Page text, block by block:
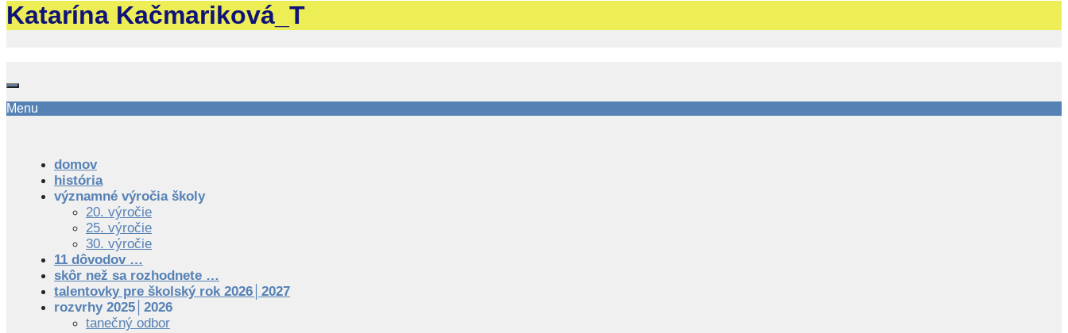
Katarína Kačmariková_T
Menu
domov
história
významné výročia školy
20. výročie
25. výročie
30. výročie
11 dôvodov …
skôr než sa rozhodnete …
talentovky pre školský rok 2026│2027
rozvrhy 2025│2026
tanečný odbor